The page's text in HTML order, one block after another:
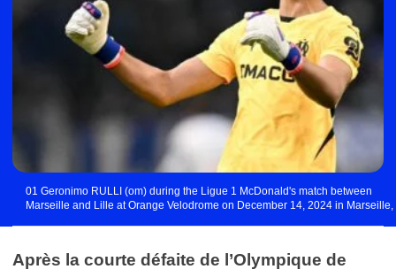
01 Geronimo RULLI (om) during the Ligue 1 McDonald's match between
Marseille and Lille at Orange Velodrome on December 14, 2024 in Marseille,
Après la courte défaite de l’Olympique de